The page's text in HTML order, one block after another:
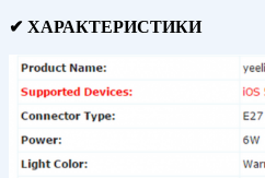
✔ ХАРАКТЕРИСТИКИ